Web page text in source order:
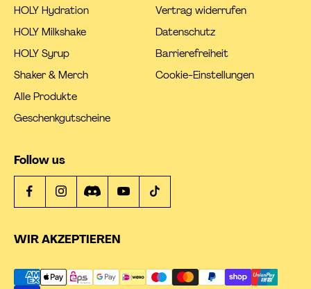
HOLY Hydration
HOLY Milkshake
HOLY Syrup
Shaker & Merch
Alle Produkte
Geschenkgutscheine
Vertrag widerrufen
Datenschutz
Barrierefreiheit
Cookie-Einstellungen
Follow us
WIR AKZEPTIEREN